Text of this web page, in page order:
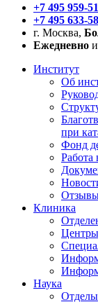
+7 495 959-
+7 495 633-
г. Москва,
Ежедневно
Институт
Об
при
Фонд
Работа
Клиника
Центры
Наука
Отделы